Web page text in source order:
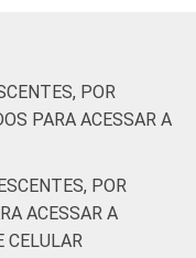
95
85
POR
PARA ACESSAR A
POR
ACESSAR A
CELULAR